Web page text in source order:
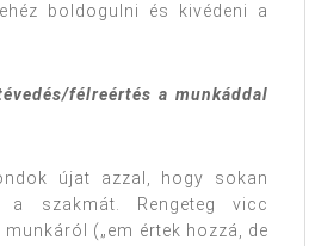
boldogulni és kivédeni a
félreértés a munkáddal
újat azzal, hogy sokan
a szakmát. Rengeteg vicc
(„em értek hozzá, de